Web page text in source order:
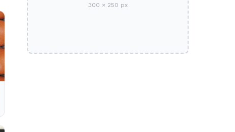
300 × 250 px